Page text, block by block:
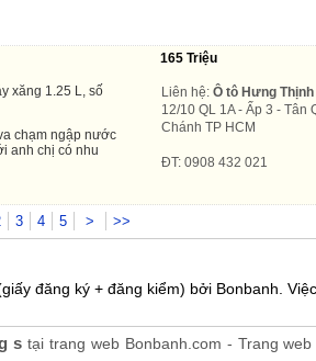
165 Triệu
xăng 1.25 L, số
chạm ngập nước
anh chị có nhu
Liên hệ: Ô tô Hưng Thịnh
12/10 QL 1A - Ấp 3 - Tân
Chánh TP HCM
ĐT: 0908 432 021
3 4 5 > >>
đăng ký + đăng kiểm) bởi Bonbanh.
stại trang web Bonbanh.com - Trang web